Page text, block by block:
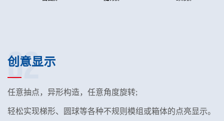
创意显示
02
任意抽点，异形构造，任意角度旋转;
轻松实现梯形、圆球等各种不规则模组或箱体的点亮显示。